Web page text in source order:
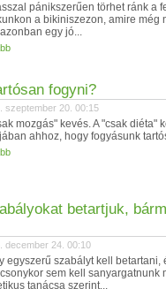
pánikszerűen törhet ránk a
a bikiniszezon, amire még
egy jó...
fogyni?
szeptember 20. 00:15
mozgás" kevés. A "csak diéta"
ahhoz, hogy fogyásunk
betartjuk,
december 24. 00:10
egyszerű szabályt kell betartani,
sem kell sanyargatnunk
tanácsa szerint...